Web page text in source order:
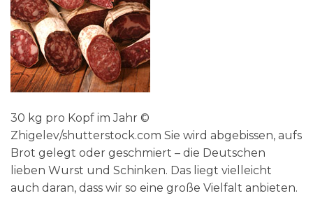
30 kg pro Kopf im Jahr ©
Zhigelev/shutterstock.com Sie wird abgebissen, aufs
Brot gelegt oder geschmiert – die Deutschen
lieben Wurst und Schinken. Das liegt vielleicht
auch daran, dass wir so eine große Vielfalt anbieten.